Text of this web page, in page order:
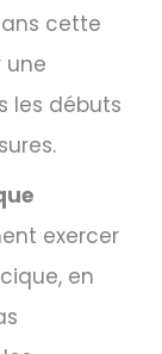
cette
une
les débuts
exercer
en